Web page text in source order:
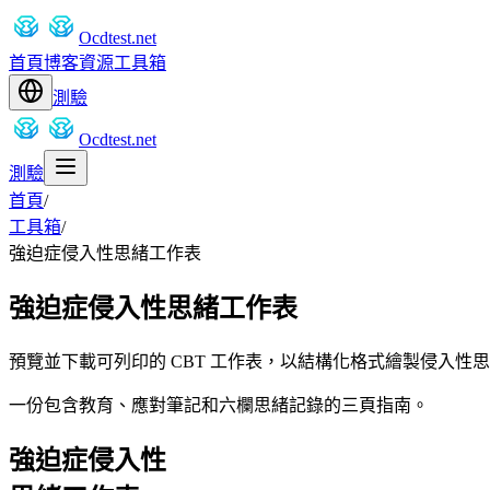
Ocdtest.net
首頁博客資源工具箱
測驗
Ocdtest.net
測驗
首頁/
工具箱/
強迫症侵入性思緒工作表
強迫症侵入性思緒工作表
預覽並下載可列印的 CBT 工作表，以結構化格式繪製侵入性
一份包含教育、應對筆記和六欄思緒記錄的三頁指南。
強迫症侵入性